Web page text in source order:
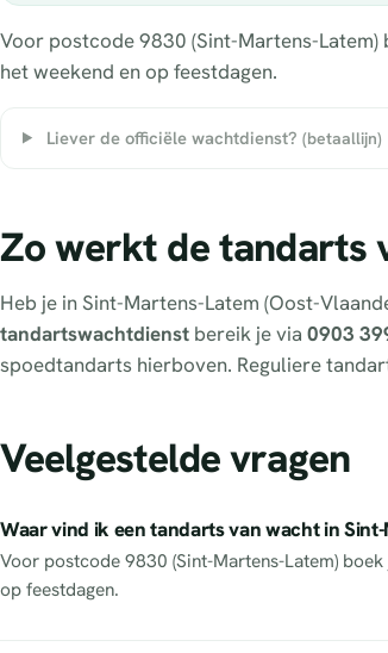
Voor postcode 9830 (Sint-Martens-
het weekend en op feestdagen.
Liever de officiële wachtdienst? (betaallijn)
Zo werkt de tandarts
Heb je in Sint-Martens-Latem (Oost-
tandartswachtdienst bereik je via 0903
spoedtandarts hierboven. Reguliere
Veelgestelde vragen
Waar vind ik een tandarts van wacht in
Voor postcode 9830 (Sint-Martens-Latem)
op feestdagen.